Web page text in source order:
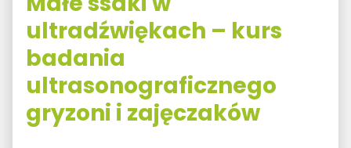
ultradźwiękach – kurs
badania
ultrasonograficznego
gryzoni i zajęczaków